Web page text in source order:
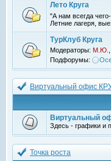
Лето Круга
"А нам всегда
Летние лагеря,
ТурКлуб Круга
Модераторы: М.Ю.
Подфорумы:
Виртуальный офис
Виртуальный
Здесь - графики и
Точка роста